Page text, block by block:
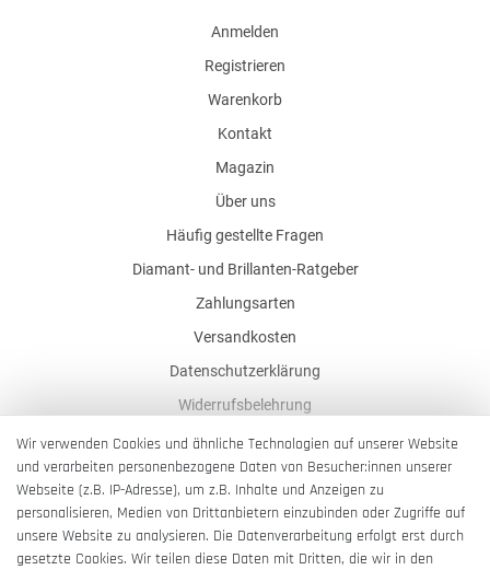
Anmelden
Registrieren
Warenkorb
Kontakt
Magazin
Über uns
Häufig gestellte Fragen
Diamant- und Brillanten-Ratgeber
Zahlungsarten
Versandkosten
Datenschutzerklärung
Widerrufsbelehrung
AGB
Impressum
Barrierefreiheitserklärung
Wir verwenden Cookies und ähnliche Technologien auf unserer Website
und verarbeiten personenbezogene Daten von Besucher:innen unserer
Webseite (z.B. IP-Adresse), um z.B. Inhalte und Anzeigen zu
personalisieren, Medien von Drittanbietern einzubinden oder Zugriffe auf
unsere Website zu analysieren. Die Datenverarbeitung erfolgt erst durch
gesetzte Cookies. Wir teilen diese Daten mit Dritten, die wir in den